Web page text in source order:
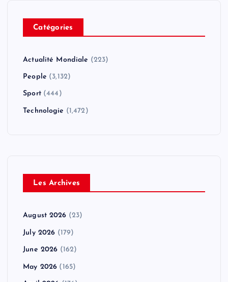
Catégories
Actualité Mondiale (223)
People (3,132)
Sport(444)
Technologie (1,472)
Les Archives
August 2026 (23)
July 2026 (179)
June 2026 (162)
May 2026 (165)